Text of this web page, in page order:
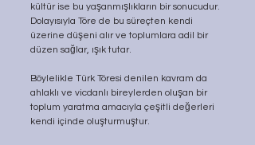
kültür ise bu yaşanmışlıkların bir sonucudur.
Dolayısıyla Töre de bu süreçten kendi
üzerine düşeni alır ve toplumlara adil bir
düzen sağlar, ışık tutar.
Böylelikle Türk Töresi denilen kavram da
ahlaklı ve vicdanlı bireylerden oluşan bir
toplum yaratma amacıyla çeşitli değerleri
kendi içinde oluşturmuştur.